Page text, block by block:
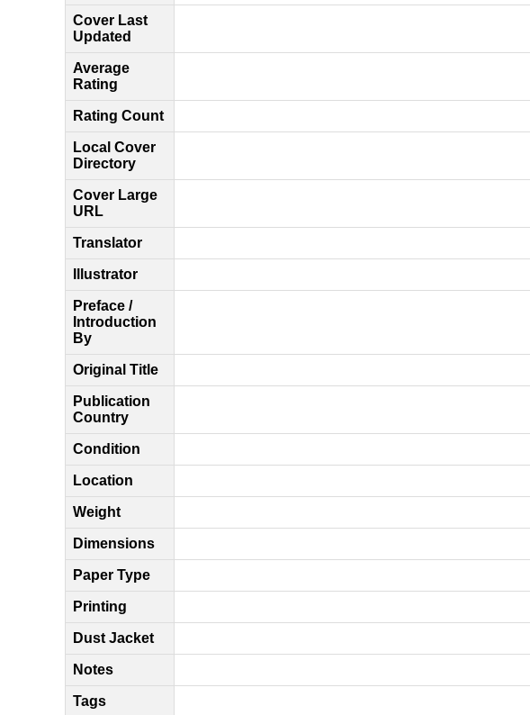
Cover Last
Updated
Average
Rating
Rating Count
Local Cover
Directory
Cover Large
URL
Translator
Illustrator
Preface /
Introduction
By
Original Title
Publication
Country
Condition
Location
Weight
Dimensions
Paper Type
Printing
Dust Jacket
Notes
Tags